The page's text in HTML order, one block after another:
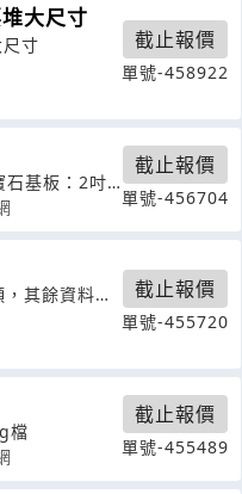
大尺寸
寸
截止報價
單號-458922
石基板：2吋
截止報價
單號-456704
其餘資料我
截止報價
單號-455720
檔
截止報價
單號-455489